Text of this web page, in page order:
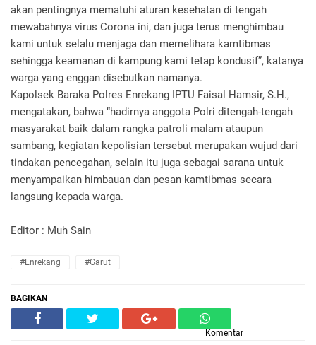
akan pentingnya mematuhi aturan kesehatan di tengah
mewabahnya virus Corona ini, dan juga terus menghimbau
kami untuk selalu menjaga dan memelihara kamtibmas
sehingga keamanan di kampung kami tetap kondusif”, katanya
warga yang enggan disebutkan namanya.
Kapolsek Baraka Polres Enrekang IPTU Faisal Hamsir, S.H.,
mengatakan, bahwa “hadirnya anggota Polri ditengah-tengah
masyarakat baik dalam rangka patroli malam ataupun
sambang, kegiatan kepolisian tersebut merupakan wujud dari
tindakan pencegahan, selain itu juga sebagai sarana untuk
menyampaikan himbauan dan pesan kamtibmas secara
langsung kepada warga.
Editor : Muh Sain
#Enrekang #Garut
BAGIKAN
Komentar